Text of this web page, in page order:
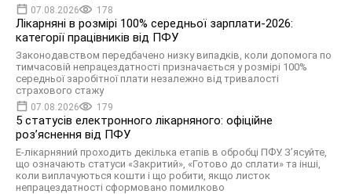
07.08.2026 178
Лікарняні в розмірі 100% середньої зарплати-2026:
категорії працівників від ПФУ
Законодавством передбачено низку випадків, коли допомога по
тимчасовій непрацездатності призначається у розмірі 100%
середньої заробітної плати незалежно від тривалості
страхового стажу
07.08.2026 179
5 статусів електронного лікарняного: офіційне
роз’яснення від ПФУ
Е-лікарняний проходить декілька етапів в обробці ПФУ. З’ясуйте,
що означають статуси «Закритий», «Готово до сплати» та інші,
коли виплачуються кошти і що робити, якщо листок
непрацездатності сформовано помилково